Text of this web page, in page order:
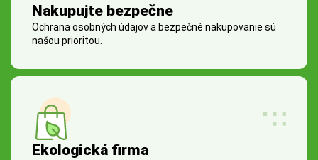
Nakupujte bezpečne
Ochrana osobných údajov a bezpečné nakupovanie sú
našou prioritou.
Ekologická firma